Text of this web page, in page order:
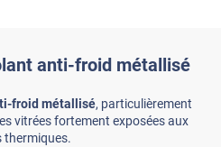
anti-froid métallisé
froid métallisé, particulièrement
vitrées fortement exposées aux
thermiques.